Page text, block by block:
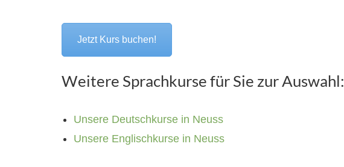
Jetzt Kurs buchen!
Weitere Sprachkurse für Sie zur Auswahl:
Unsere Deutschkurse in Neuss
Unsere Englischkurse in Neuss